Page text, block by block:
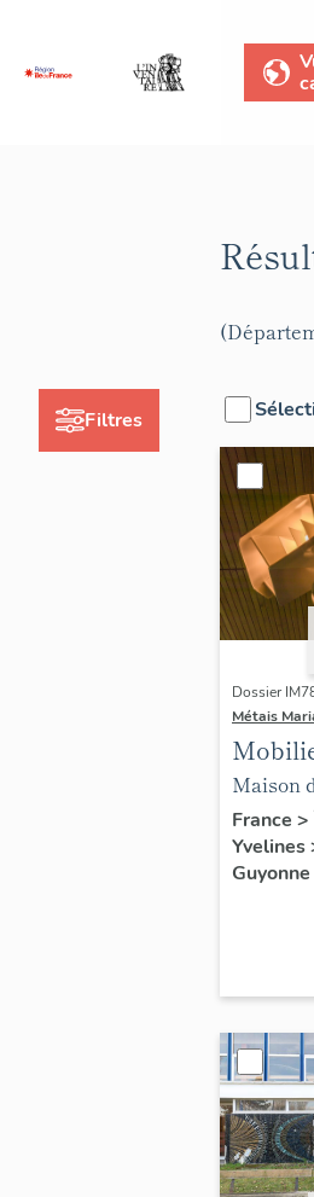
Filtres
Dossier
Métais
Maison
maison
France >
Yvelines
Guyonne